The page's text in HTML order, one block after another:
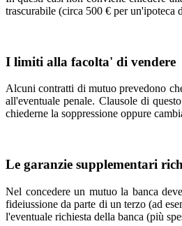
trascurabile (circa 500 € per un'ipoteca
I limiti alla facolta' di vendere
Alcuni contratti di mutuo prevedono
all'eventuale penale. Clausole di
chiederne la soppressione oppure
Le garanzie supplementari
Nel concedere un mutuo la banca
fideiussione da parte di un terzo (ad
l'eventuale richiesta della banca (più